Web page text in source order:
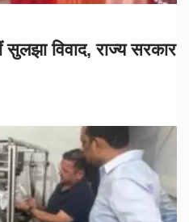
विवाद, राज्य सरकार